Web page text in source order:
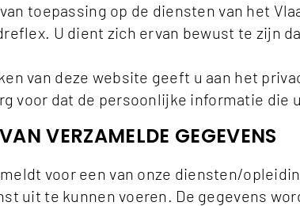
toepassing op de diensten van het
U dient zich ervan bewust te zijn
van deze website geeft u aan het
voor dat de persoonlijke informatie
VERZAMELDE GEGEVENS
voor een van onze diensten/
uit te kunnen voeren. De gegevens